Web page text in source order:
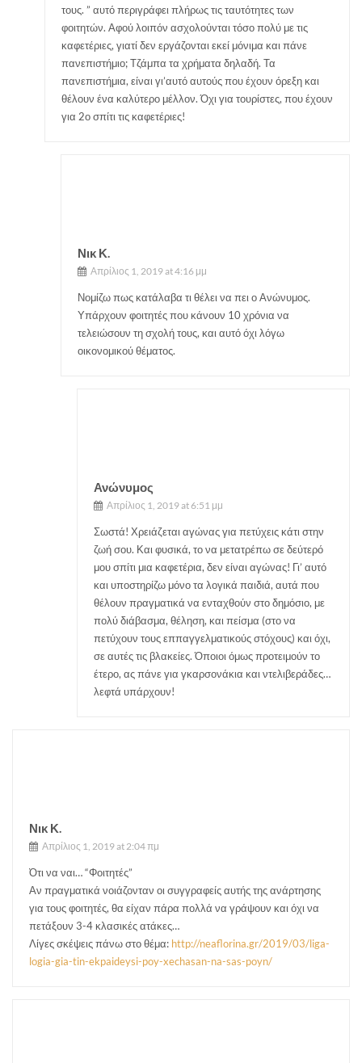
τους. ” αυτό περιγράφει πλήρως τις ταυτότητες των
φοιτητών. Αφού λοιπόν ασχολούνται τόσο πολύ με τις
καφετέριες, γιατί δεν εργάζονται εκεί μόνιμα και πάνε
πανεπιστήμιο; Τζάμπα τα χρήματα δηλαδή. Τα
πανεπιστήμια, είναι γι’αυτό αυτούς που έχουν όρεξη και
θέλουν ένα καλύτερο μέλλον. Όχι για τουρίστες, που έχουν
για 2ο σπίτι τις καφετέριες!
Νικ Κ.
Απρίλιος 1, 2019 at 4:16 μμ
Νομίζω πως κατάλαβα τι θέλει να πει ο Ανώνυμος.
Υπάρχουν φοιτητές που κάνουν 10 χρόνια να
τελειώσουν τη σχολή τους, και αυτό όχι λόγω
οικονομικού θέματος.
Ανώνυμος
Απρίλιος 1, 2019 at 6:51 μμ
Σωστά! Χρειάζεται αγώνας για πετύχεις κάτι στην
ζωή σου. Και φυσικά, το να μετατρέπω σε δεύτερό
μου σπίτι μια καφετέρια, δεν είναι αγώνας! Γι’ αυτό
και υποστηρίζω μόνο τα λογικά παιδιά, αυτά που
θέλουν πραγματικά να ενταχθούν στο δημόσιο, με
πολύ διάβασμα, θέληση, και πείσμα (στο να
πετύχουν τους εππαγγελματικούς στόχους) και όχι,
σε αυτές τις βλακείες. Όποιοι όμως προτειμούν το
έτερο, ας πάνε για γκαρσονάκια και ντελιβεράδες…
λεφτά υπάρχουν!
Νικ Κ.
Απρίλιος 1, 2019 at 2:04 πμ
Ότι να ναι… “Φοιτητές”
Αν πραγματικά νοιάζονταν οι συγγραφείς αυτής της ανάρτησης
για τους φοιτητές, θα είχαν πάρα πολλά να γράψουν και όχι να
πετάξουν 3-4 κλασικές ατάκες…
Λίγες σκέψεις πάνω στο θέμα: http://neaflorina.gr/2019/03/liga-
logia-gia-tin-ekpaideysi-poy-xechasan-na-sas-poyn/